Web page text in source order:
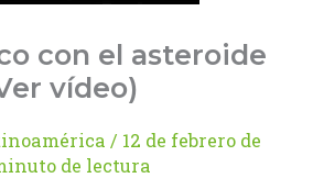
con el asteroide
vídeo)
/ 12 de febrero de
de lectura